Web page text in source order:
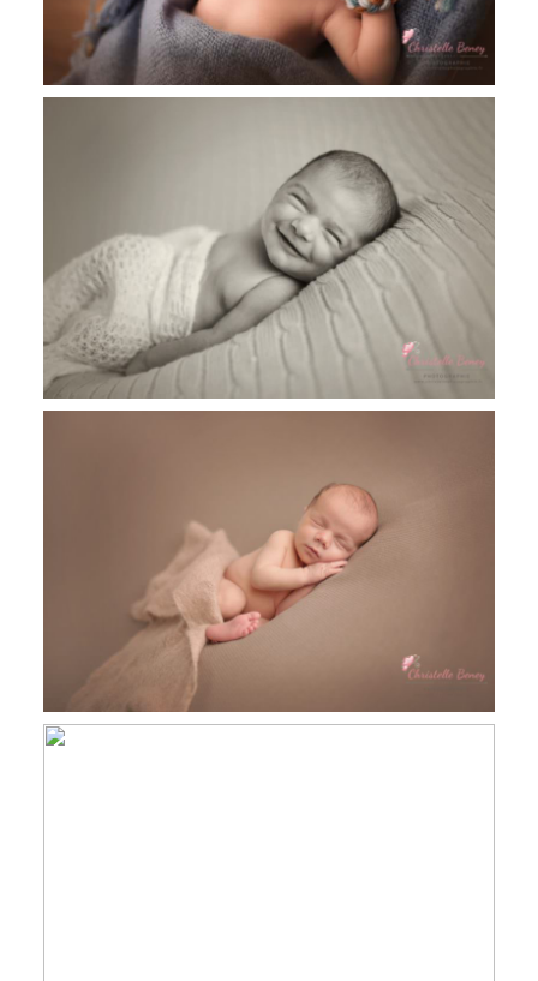
Jules, 8 jours photographe nouveau né
Toulouse, Castres, Revel
Eliot, 9 jours, séance nouveau né
Toulouse, Haute Garonne